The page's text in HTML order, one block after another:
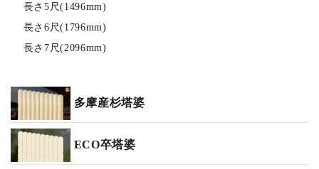
長さ5尺(1496mm)
長さ6尺(1796mm)
長さ7尺(2096mm)
多摩産杉塔婆
ECO卒塔婆